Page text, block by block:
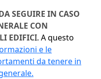
SEGUIRE IN CASO
CON
EDIFICI. A questo
e le
da tenere in